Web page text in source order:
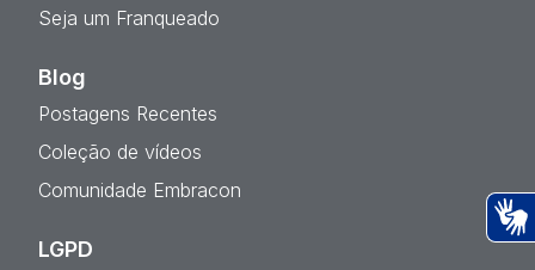
Seja um Franqueado
Blog
Postagens Recentes
Coleção de vídeos
Comunidade Embracon
LGPD